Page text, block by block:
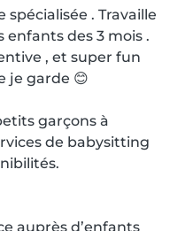
. Travaille
enfants des 3 mois .
, et super fun
je garde 😊
garçons à
de babysitting